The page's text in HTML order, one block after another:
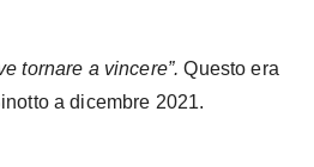
tornare a vincere”. Questo era
a dicembre 2021.